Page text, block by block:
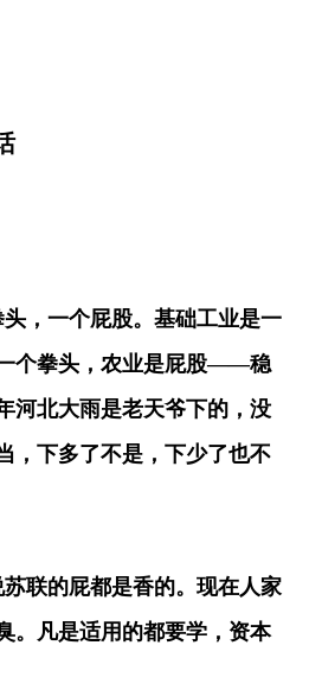
，一个屁股。基础工业是一
个拳头，农业是屁股——稳
河北大雨是老天爷下的，没
，下多了不是，下少了也不
联的屁都是香的。现在人家
。凡是适用的都要学，资本